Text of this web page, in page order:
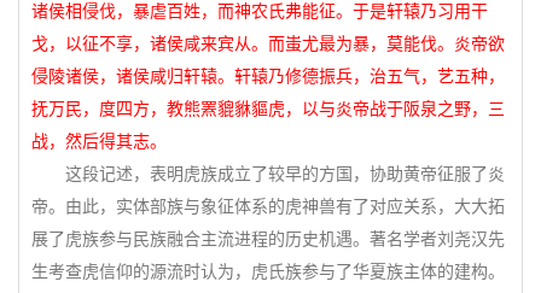
诸侯相侵伐，暴虐百姓，而神农氏弗能征。于是轩辕乃习用干
戈，以征不享，诸侯咸来宾从。而蚩尤最为暴，莫能伐。炎帝欲
侵陵诸侯，诸侯咸归轩辕。轩辕乃修德振兵，治五气，艺五种，
抚万民，度四方，教熊罴貔貅貙虎，以与炎帝战于阪泉之野，三
战，然后得其志。
这段记述，表明虎族成立了较早的方国，协助黄帝征服了炎
帝。由此，实体部族与象征体系的虎神兽有了对应关系，大大拓
展了虎族参与民族融合主流进程的历史机遇。著名学者刘尧汉先
生考查虎信仰的源流时认为，虎氏族参与了华夏族主体的建构。